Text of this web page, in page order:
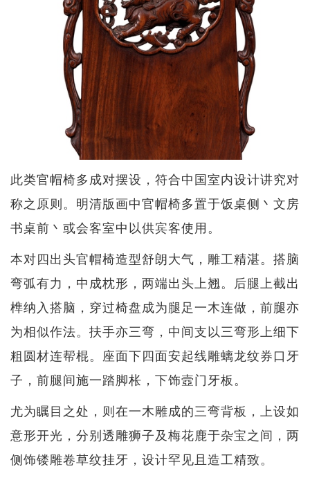
此类官帽椅多成对摆设，符合中国室内设计讲究对
称之原则。明清版画中官帽椅多置于饭桌侧丶文房
书桌前丶或会客室中以供宾客使用。
本对四出头官帽椅造型舒朗大气，雕工精湛。搭脑
弯弧有力，中成枕形，两端出头上翘。后腿上截出
榫纳入搭脑，穿过椅盘成为腿足一木连做，前腿亦
为相似作法。扶手亦三弯，中间支以三弯形上细下
粗圆材连帮棍。座面下四面安起线雕螭龙纹券口牙
子，前腿间施一踏脚枨，下饰壼门牙板。
尤为瞩目之处，则在一木雕成的三弯背板，上设如
意形开光，分别透雕狮子及梅花鹿于杂宝之间，两
侧饰镂雕卷草纹挂牙，设计罕见且造工精致。